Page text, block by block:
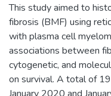
This study aimed to
fibrosis (BMF) using
with plasma cell
associations between
cytogenetic, and
on survival. A total of